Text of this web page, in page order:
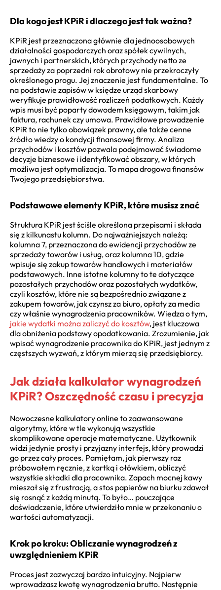
Dla kogo jest KPiR i dlaczego jest tak ważna?
KPiR jest przeznaczona głównie dla jednoosobowych
działalności gospodarczych oraz spółek cywilnych,
jawnych i partnerskich, których przychody netto ze
sprzedaży za poprzedni rok obrotowy nie przekroczyły
określonego progu. Jej znaczenie jest fundamentalne. To
na podstawie zapisów w księdze urząd skarbowy
weryfikuje prawidłowość rozliczeń podatkowych. Każdy
wpis musi być poparty dowodem księgowym, takim jak
faktura, rachunek czy umowa. Prawidłowe prowadzenie
KPiR to nie tylko obowiązek prawny, ale także cenne
źródło wiedzy o kondycji finansowej firmy. Analiza
przychodów i kosztów pozwala podejmować świadome
decyzje biznesowe i identyfikować obszary, w których
możliwa jest optymalizacja. To mapa drogowa finansów
Twojego przedsiębiorstwa.
Podstawowe elementy KPiR, które musisz znać
Struktura KPiR jest ściśle określona przepisami i składa
się z kilkunastu kolumn. Do najważniejszych należą:
kolumna 7, przeznaczona do ewidencji przychodów ze
sprzedaży towarów i usług, oraz kolumna 10, gdzie
wpisuje się zakup towarów handlowych i materiałów
podstawowych. Inne istotne kolumny to te dotyczące
pozostałych przychodów oraz pozostałych wydatków,
czyli kosztów, które nie są bezpośrednio związane z
zakupem towarów, jak czynsz za biuro, opłaty za media
czy właśnie wynagrodzenia pracowników. Wiedza o tym,
jakie wydatki można zaliczyć do kosztów, jest kluczowa
dla obniżenia podstawy opodatkowania. Zrozumienie, jak
wpisać wynagrodzenie pracownika do KPiR, jest jednym z
częstszych wyzwań, z którym mierzą się przedsiębiorcy.
Jak działa kalkulator wynagrodzeń
KPiR? Oszczędność czasu i precyzja
Nowoczesne kalkulatory online to zaawansowane
algorytmy, które w tle wykonują wszystkie
skomplikowane operacje matematyczne. Użytkownik
widzi jedynie prosty i przyjazny interfejs, który prowadzi
go przez cały proces. Pamiętam, jak pierwszy raz
próbowałem ręcznie, z kartką i ołówkiem, obliczyć
wszystkie składki dla pracownika. Zapach mocnej kawy
mieszał się z frustracją, a stos papierów na biurku zdawał
się rosnąć z każdą minutą. To było… pouczające
doświadczenie, które utwierdziło mnie w przekonaniu o
wartości automatyzacji.
Krok po kroku: Obliczanie wynagrodzeń z
uwzględnieniem KPiR
Proces jest zazwyczaj bardzo intuicyjny. Najpierw
wprowadzasz kwotę wynagrodzenia brutto. Następnie